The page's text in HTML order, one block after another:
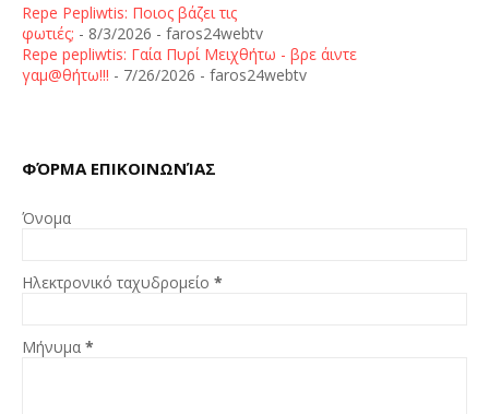
Repe Pepliwtis: Ποιος βάζει τις
φωτιές; - 8/3/2026 - faros24webtv
Repe pepliwtis: Γαία Πυρί Μειχθήτω - βρε άιντε
γαμ@θήτω!!! - 7/26/2026 - faros24webtv
ΦΌΡΜΑ ΕΠΙΚΟΙΝΩΝΊΑΣ
Όνομα
Ηλεκτρονικό ταχυδρομείο *
Μήνυμα *